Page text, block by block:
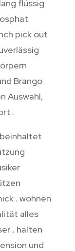
flüssig
pick out
Brango
Auswahl,
.
. wohnen
alles
, halten
und